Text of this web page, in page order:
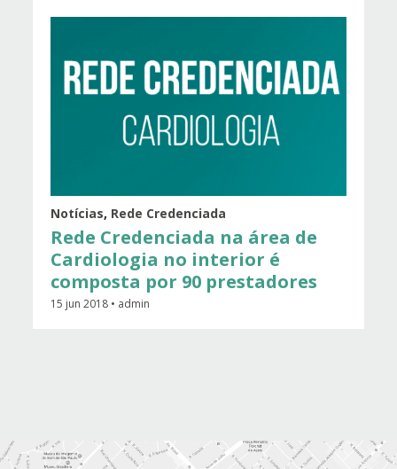
Notícias, Rede Credenciada
Rede Credenciada na área de
Cardiologia no interior é
composta por 90 prestadores
15 jun 2018 • admin